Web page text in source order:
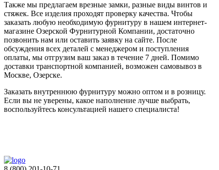
Также мы предлагаем врезные замки, разные виды винтов и
стяжек. Все изделия проходят проверку качества. Чтобы
заказать любую необходимую фурнитуру в нашем интернет-
магазине Озерской Фурнитурной Компании, достаточно
позвонить нам или оставить заявку на сайте. После
обсуждения всех деталей с менеджером и поступления
оплаты, мы отгрузим ваш заказ в течение 7 дней. Помимо
доставки транспортной компанией, возможен самовывоз в
Москве, Озерске.
Заказать внутреннюю фурнитуру можно оптом и в розницу.
Если вы не уверены, какое наполнение лучше выбрать,
воспользуйтесь консультацией нашего специалиста!